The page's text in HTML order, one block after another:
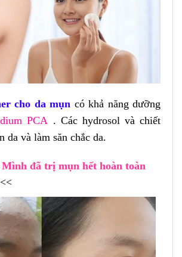
cho da mụn có khả năng dưỡng
PCA . Các hydrosol và chiết
da và làm săn chắc da.
Mình đã trị mụn hết hoàn toàn
<<